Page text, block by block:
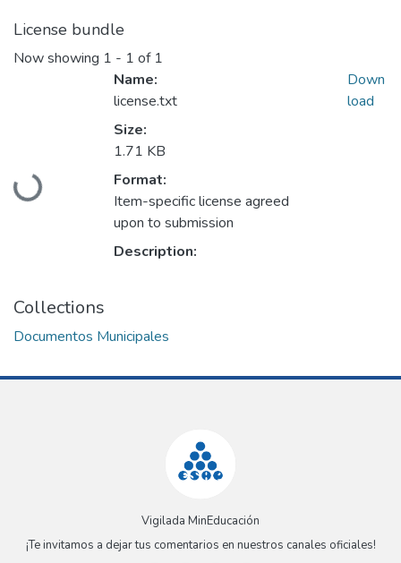
License bundle
Now showing 1 - 1 of 1
Loading...
Name:
license.txt
Size:
1.71 KB
Format:
Item-specific license agreed
upon to submission
Description:
Down
load
Collections
Documentos Municipales
Vigilada MinEducación
¡Te invitamos a dejar tus comentarios en nuestros canales oficiales!